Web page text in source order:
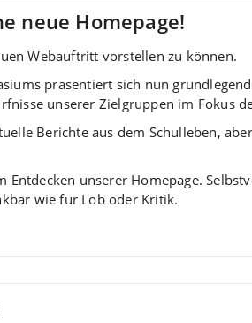
neue Homepage!
Webauftritt vorstellen zu können.
präsentiert sich nun
unserer Zielgruppen im Fokus
Berichte aus dem Schulleben,
Entdecken unserer Homepage.
wie für Lob oder Kritik.